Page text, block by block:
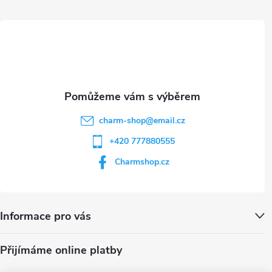
charm-shop@email.cz
+420 777880555
Charmshop.cz
Informace pro vás
Přijímáme online platby